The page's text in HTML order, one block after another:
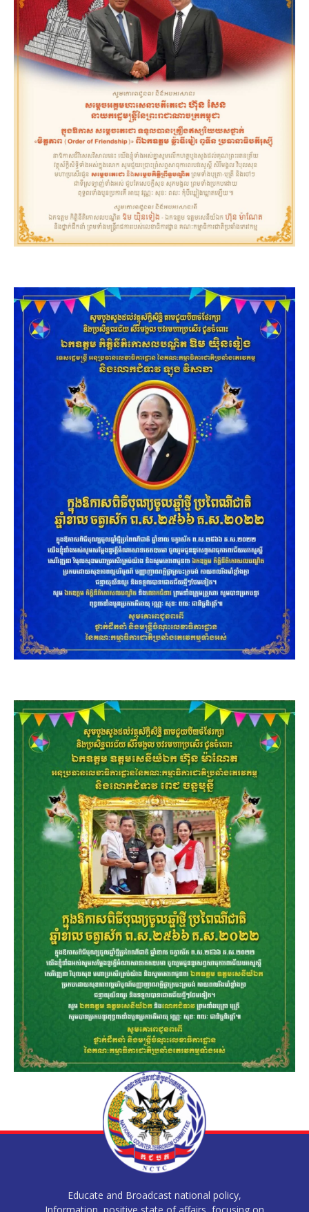
Educate and Broadcast national policy,